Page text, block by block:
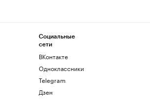
Социальные
сети
ВКонтакте
Одноклассники
Telegram
Дзен